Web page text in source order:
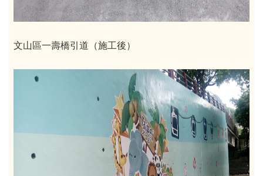
文山區一壽橋引道（施工後）